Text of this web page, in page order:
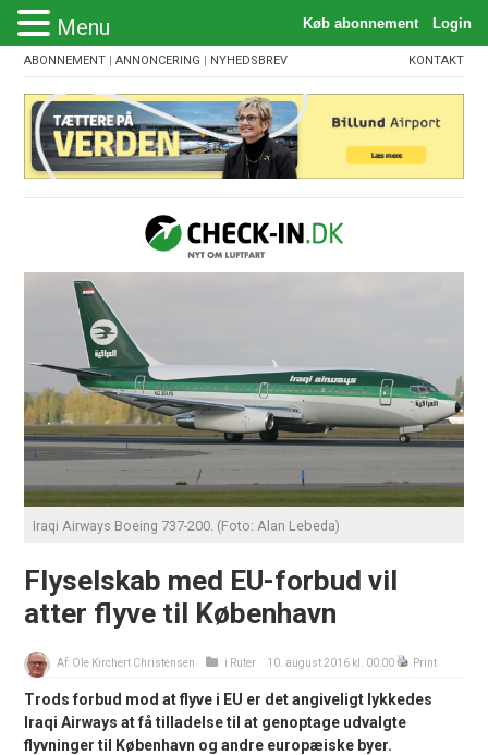
ABONNEMENT |ANNONCERING | NYHEDSBREV KONTAKT
Iraqi Airways Boeing 737-200. (Foto: Alan Lebeda)
Flyselskab med EU-forbud vil
atter flyve til København
Af: Ole Kirchert Christensen i Ruter 10. august 2016 kl. 00:00 Print
Trods forbud mod at flyve i EU er det angiveligt lykkedes
Iraqi Airways at få tilladelse til at genoptage udvalgte
flyvninger til København og andre europæiske byer.
Menu